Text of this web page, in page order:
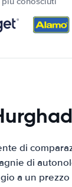
di
di
a un